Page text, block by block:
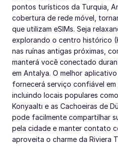
pontos turísticos da Turquia,
cobertura de rede móvel,
que utilizam eSIMs. Seja
explorando o centro histórico
nas ruínas antigas próximas,
manterá você conectado
em Antalya. O melhor
fornecerá serviço confiável em
incluindo locais populares
Konyaaltı e as Cachoeiras de
pode facilmente compartilhar
pela cidade e manter contato
aproveita o charme da Riviera